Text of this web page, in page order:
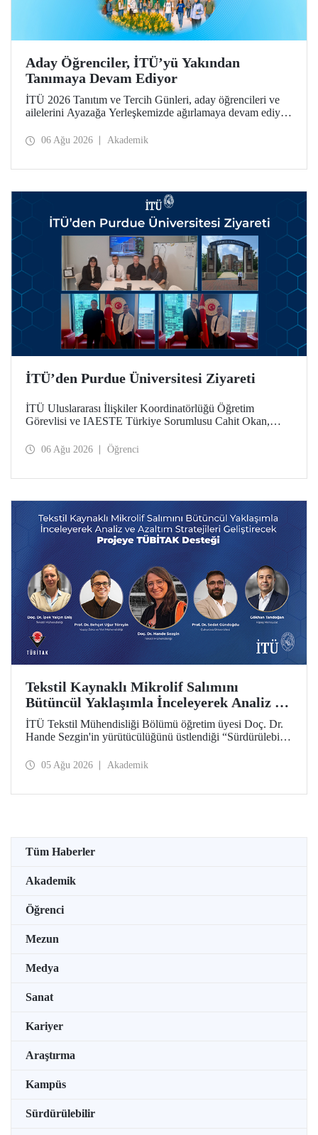
Aday Öğrenciler, İTÜ’yü Yakından
Tanımaya Devam Ediyor
İTÜ 2026 Tanıtım ve Tercih Günleri, aday öğrencileri ve
ailelerini Ayazağa Yerleşkemizde ağırlamaya devam ediyor.
ilgili fakülte ve birimler adaylara bilgi vermeye devam
06 Ağu 2026 Akademik
İTÜ’den Purdue Üniversitesi Ziyareti
İTÜ Uluslararası İlişkiler Koordinatörlüğü Öğretim
Görevlisi ve IAESTE Türkiye Sorumlusu Cahit Okan,
Temmuz tarihlerinde ABD’de dünyanın önde gelen
06 Ağu 2026 Öğrenci
Tekstil Kaynaklı Mikrolif Salımını
Bütüncül Yaklaşımla İnceleyerek Analiz ve
Azaltım Stratejileri Geliştirecek Projeye
TÜBİTAK Desteği
İTÜ Tekstil Mühendisliği Bölümü öğretim üyesi Doç. Dr.
Hande Sezgin'in yürütücülüğünü üstlendiği “Sürdürülebilir
Koşullarına Bağlı Mikrolif Salımı: Aşınma, UV Maruziyeti
05 Ağu 2026 Akademik
Tüm Haberler
Akademik
Öğrenci
Mezun
Medya
Sanat
Kariyer
Araştırma
Kampüs
Sürdürülebilir